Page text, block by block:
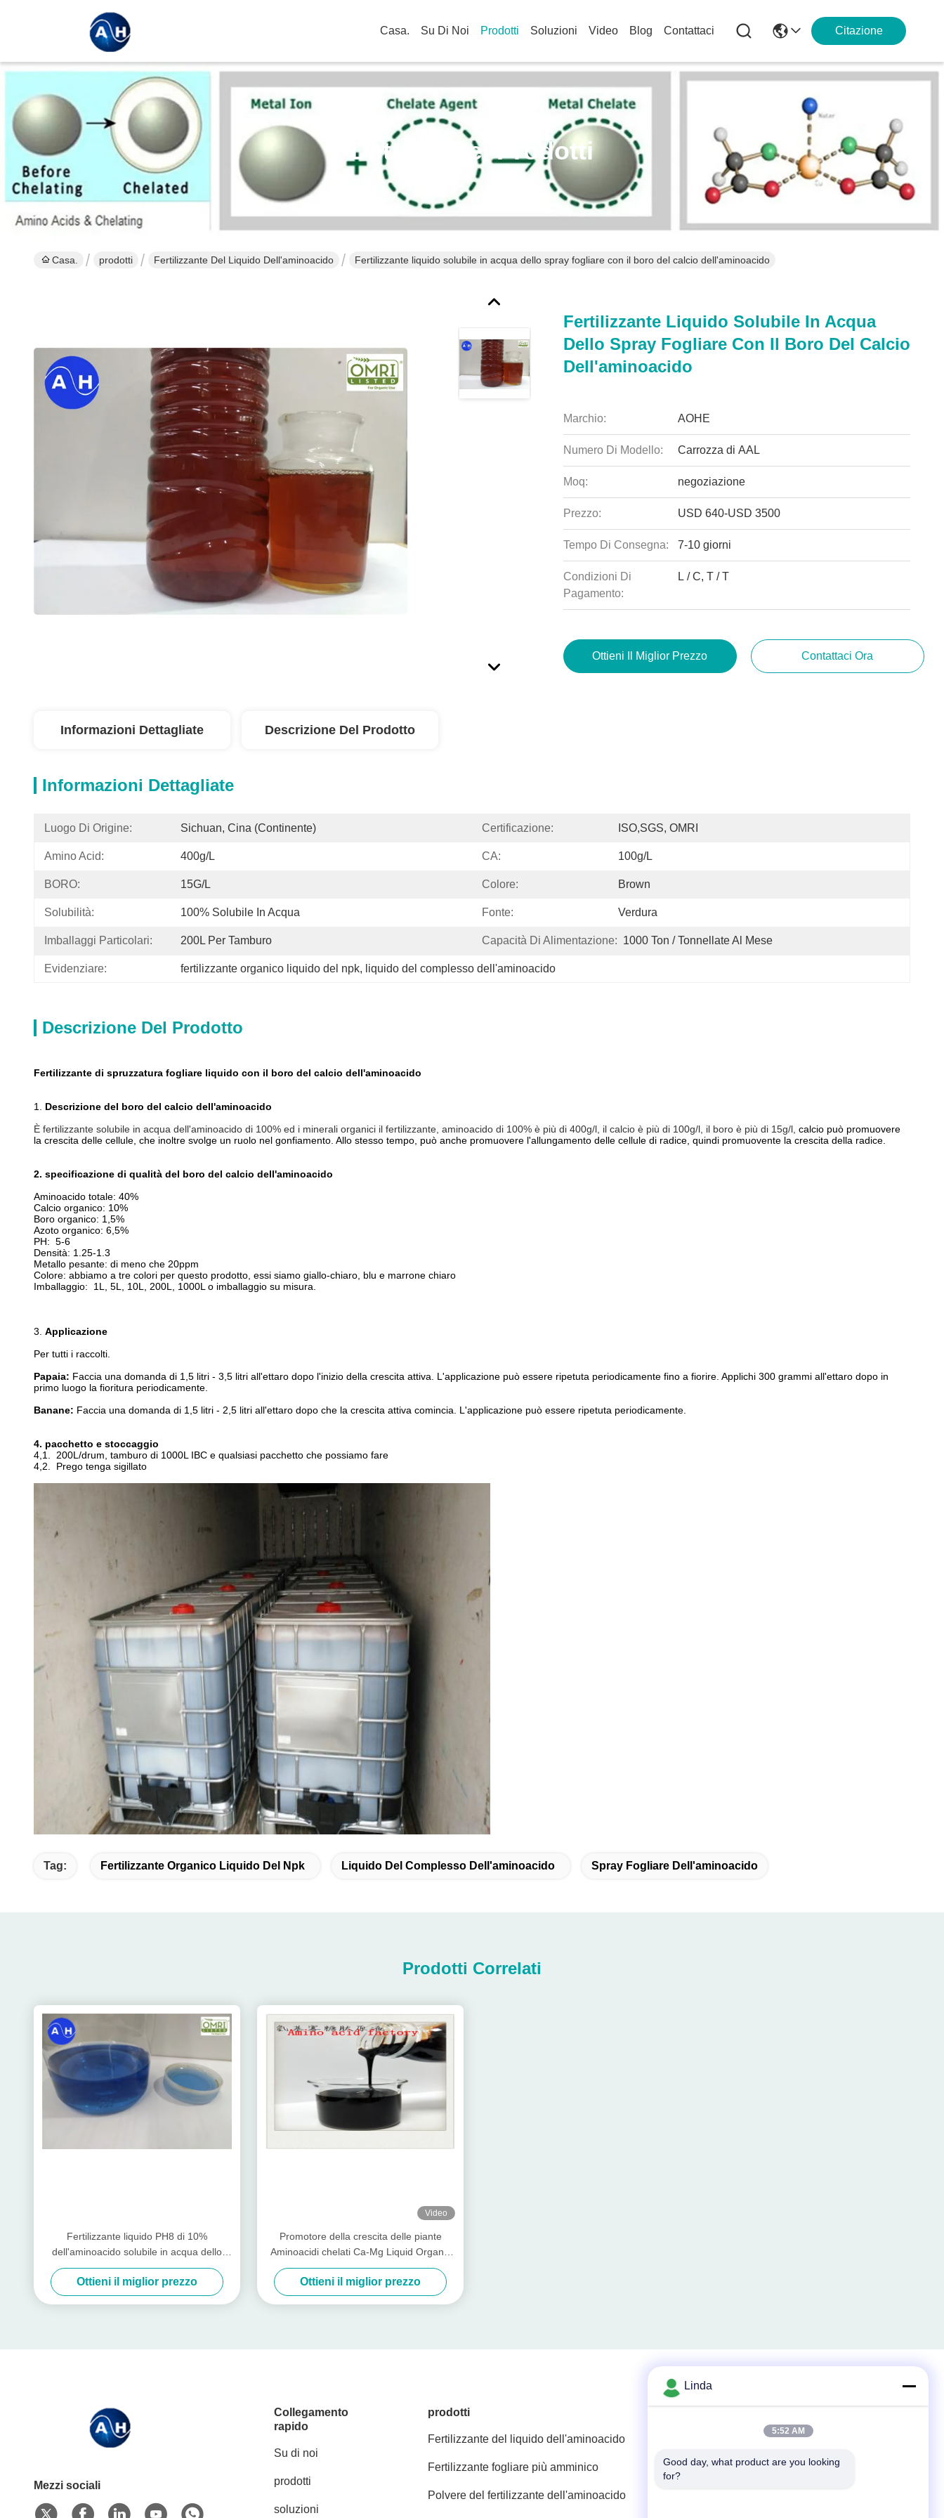
Casa. Su Di Noi Prodotti Soluzioni Video Blog Contattaci Citazione
Dettagli Dei Prodotti
Casa. prodotti Fertilizzante Del Liquido Dell'aminoacido Fertilizzante liquido solubile in acqua dello spray fogliare con il boro del calcio dell'aminoacido
Fertilizzante Liquido Solubile In Acqua
Dello Spray Fogliare Con Il Boro Del Calcio
Dell'aminoacido
Marchio: AOHE
Numero Di Modello: Carrozza di AAL
Moq: negoziazione
Prezzo: USD 640-USD 3500
Tempo Di Consegna: 7-10 giorni
Condizioni Di
Pagamento:
L / C, T / T
Ottieni Il Miglior Prezzo Contattaci Ora
Informazioni Dettagliate Descrizione Del Prodotto
Informazioni Dettagliate
Luogo Di Origine: Sichuan, Cina (continente) Certificazione: ISO,SGS, OMRI
Amino Acid: 400g/L CA: 100g/L
BORO: 15G/L Colore: Brown
Solubilità: 100% Solubile In Acqua Fonte: Verdura
Imballaggi Particolari: 200L Per Tamburo Capacità Di Alimentazione: 1000 Ton / Tonnellate Al Mese
Evidenziare: fertilizzante organico liquido del npk, liquido del complesso dell'aminoacido
Descrizione Del Prodotto
Fertilizzante di spruzzatura fogliare liquido con il boro del calcio dell'aminoacido
1. Descrizione del boro del calcio dell'aminoacido
È fertilizzante solubile in acqua dell'aminoacido di 100% ed i minerali organici il fertilizzante, aminoacido di 100% è più di 400g/l, il calcio è più di 100g/l, il boro è più di 15g/l, calcio può promuovere
la crescita delle cellule, che inoltre svolge un ruolo nel gonfiamento. Allo stesso tempo, può anche promuovere l'allungamento delle cellule di radice, quindi promuovente la crescita della radice.
2. specificazione di qualità del boro del calcio dell'aminoacido
Aminoacido totale: 40%
Calcio organico: 10%
Boro organico: 1,5%
Azoto organico: 6,5%
PH: 5-6
Densità: 1.25-1.3
Metallo pesante: di meno che 20ppm
Colore: abbiamo a tre colori per questo prodotto, essi siamo giallo-chiaro, blu e marrone chiaro
Imballaggio: 1L, 5L, 10L, 200L, 1000L o imballaggio su misura.
3. Applicazione
Per tutti i raccolti.
Papaia: Faccia una domanda di 1,5 litri - 3,5 litri all'ettaro dopo l'inizio della crescita attiva. L'applicazione può essere ripetuta periodicamente fino a fiorire. Applichi 300 grammi all'ettaro dopo in
primo luogo la fioritura periodicamente.
Banane: Faccia una domanda di 1,5 litri - 2,5 litri all'ettaro dopo che la crescita attiva comincia. L'applicazione può essere ripetuta periodicamente.
4. pacchetto e stoccaggio
4,1. 200L/drum, tamburo di 1000L IBC e qualsiasi pacchetto che possiamo fare
4,2. Prego tenga sigillato
Tag: Fertilizzante Organico Liquido Del Npk Liquido Del Complesso Dell'aminoacido Spray Fogliare Dell'aminoacido
Prodotti Correlati
Fertilizzante liquido PH8 di 10%
dell'aminoacido solubile in acqua dello
zinco
Ottieni il miglior prezzo
Video
Promotore della crescita delle piante
Aminoacidi chelati Ca-Mg Liquid Organic
Fertilizer Special For Fruit Trees
Ottieni il miglior prezzo
Mezzi sociali
Collegamento
rapido
Su di noi
prodotti
soluzioni
prodotti
Fertilizzante del liquido dell'aminoacido
Fertilizzante fogliare più amminico
Polvere del fertilizzante dell'aminoacido
86-136-99415698
Linda
5:52 AM
Good day, what product are you looking
for?